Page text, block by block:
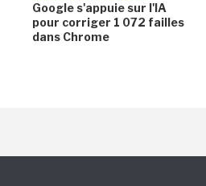
Google s'appuie sur l'IA
pour corriger 1 072 failles
dans Chrome